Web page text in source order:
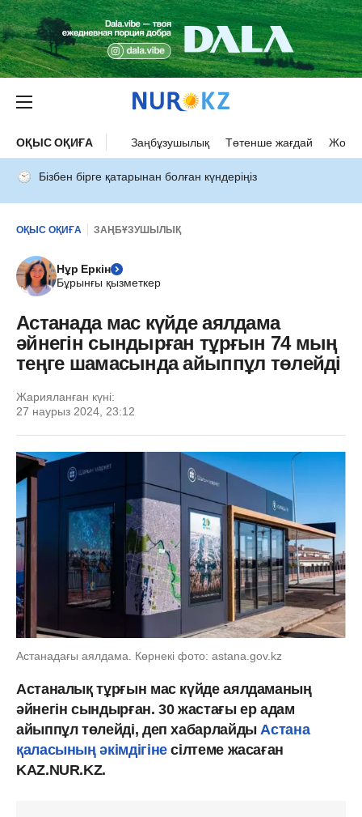
ОҚЫС ОҚИҒА Заңбұзушылық Төтенше жағдай Жол
Бізбен бірге қатарынан болған күндеріңіз
ОҚЫС ОҚИҒА ЗАҢБҰЗУШЫЛЫҚ
Нұр Еркін
Бұрынғы қызметкер
Астанада мас күйде аялдама
әйнегін сындырған тұрғын 74 мың
теңге шамасында айыппұл төлейді
Жарияланған күні:
27 наурыз 2024, 23:12
Астанадағы аялдама. Көрнекі фото: astana.gov.kz
Астаналық тұрғын мас күйде аялдаманың
әйнегін сындырған. 30 жастағы ер адам
айыппұл төлейді, деп хабарлайды Астана
қаласының әкімдігінесілтеме жасаған
KAZ.NUR.KZ.